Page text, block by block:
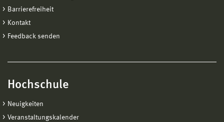
Barrierefreiheit
Kontakt
Feedback senden
Hochschule
Neuigkeiten
Veranstaltungskalender